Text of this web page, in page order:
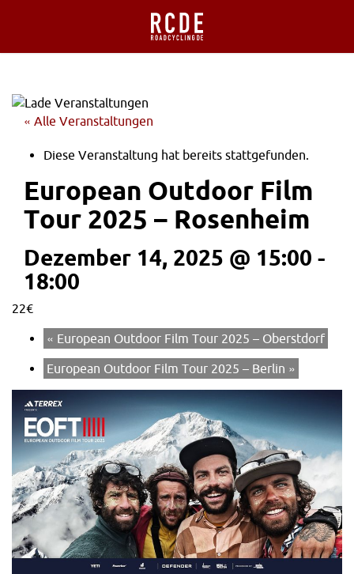
« Alle Veranstaltungen
Diese Veranstaltung hat bereits stattgefunden.
European Outdoor Film
Tour 2025 – Rosenheim
Dezember 14, 2025 @ 15:00 -
18:00
22€
« European Outdoor Film Tour 2025 – Oberstdorf
European Outdoor Film Tour 2025 – Berlin »